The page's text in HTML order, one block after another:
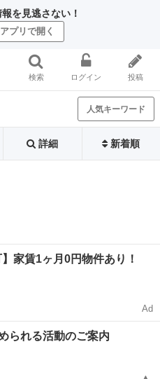
を見逃さない！
アプリで開く
検索 ログイン 投稿
人気キーワード
詳細 新着順
】家賃1ヶ月0円物件あり！
Ad
られる活動のご案内